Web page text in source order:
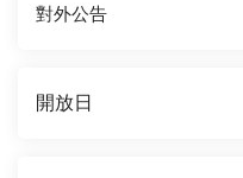
對外公告
開放日